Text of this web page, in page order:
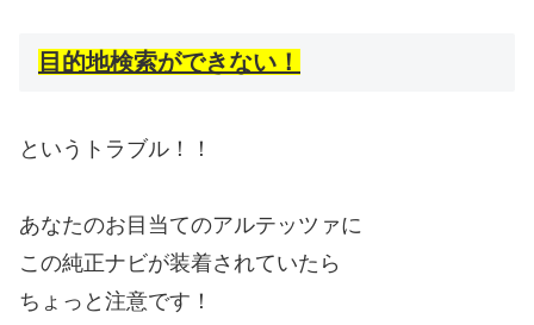
目的地検索ができない！
というトラブル！！
あなたのお目当てのアルテッツァに
この純正ナビが装着されていたら
ちょっと注意です！